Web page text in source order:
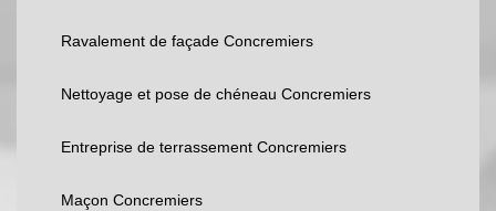
Ravalement de façade Concremiers
Nettoyage et pose de chéneau Concremiers
Entreprise de terrassement Concremiers
Maçon Concremiers